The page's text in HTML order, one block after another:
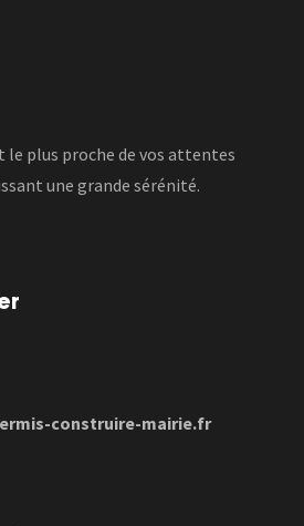
plus proche de vos attentes
une grande sérénité.
construire-mairie.fr